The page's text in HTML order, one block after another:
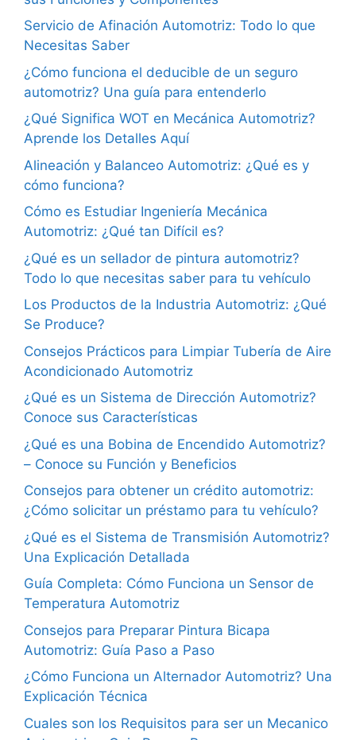
Servicio de Afinación Automotriz: Todo lo que
Necesitas Saber
¿Cómo funciona el deducible de un seguro
automotriz? Una guía para entenderlo
¿Qué Significa WOT en Mecánica Automotriz?
Aprende los Detalles Aquí
Alineación y Balanceo Automotriz: ¿Qué es y
cómo funciona?
Cómo es Estudiar Ingeniería Mecánica
Automotriz: ¿Qué tan Difícil es?
¿Qué es un sellador de pintura automotriz?
Todo lo que necesitas saber para tu vehículo
Los Productos de la Industria Automotriz: ¿Qué
Se Produce?
Consejos Prácticos para Limpiar Tubería de Aire
Acondicionado Automotriz
¿Qué es un Sistema de Dirección Automotriz?
Conoce sus Características
¿Qué es una Bobina de Encendido Automotriz?
– Conoce su Función y Beneficios
Consejos para obtener un crédito automotriz:
¿Cómo solicitar un préstamo para tu vehículo?
¿Qué es el Sistema de Transmisión Automotriz?
Una Explicación Detallada
Guía Completa: Cómo Funciona un Sensor de
Temperatura Automotriz
Consejos para Preparar Pintura Bicapa
Automotriz: Guía Paso a Paso
¿Cómo Funciona un Alternador Automotriz? Una
Explicación Técnica
Cuales son los Requisitos para ser un Mecanico